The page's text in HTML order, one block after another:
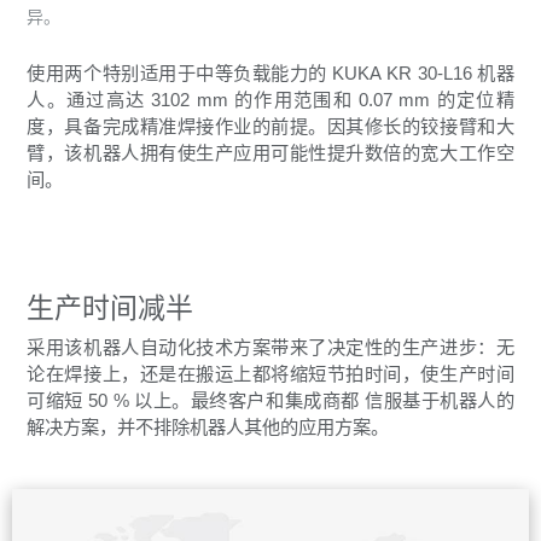
使用两个特别适用于中等负载能力的 KUKA KR 30-L16 机器
人。通过高达 3102 mm 的作用范围和 0.07 mm 的定位精
度，具备完成精准焊接作业的前提。因其修长的铰接臂和大
臂，该机器人拥有使生产应用可能性提升数倍的宽大工作空
间。
异。
生产时间减半
采用该机器人自动化技术方案带来了决定性的生产进步：无
论在焊接上，还是在搬运上都将缩短节拍时间，使生产时间
可缩短 50 % 以上。最终客户和集成商都 信服基于机器人的
解决方案，并不排除机器人其他的应用方案。